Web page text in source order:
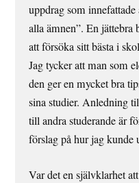
uppdrag som
alla ämnen”. En
att försöka sitt bästa i
Jag tycker att man som
den ger en mycket bra
sina studier. Anledning
till andra studerande är
förslag på hur jag kunde
Var det en självklarhet